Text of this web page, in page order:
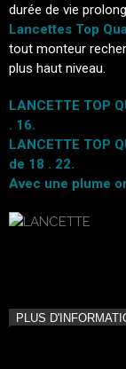
durée de vie
Lancettes Top
tout monteur
plus haut niveau.
LANCETTE TOP
. 16.
LANCETTE TOP
de 18 . 22.
Avec une plume
PLUS